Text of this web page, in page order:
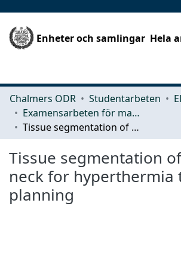
Enheter och samlingar Hela
Chalmers ODR Studentarbeten
Examensarbeten för masterexamen
Tissue segmentation of head and neck for hyperthermia treatment planning
Tissue segmentation
neck for hyperthermia
planning